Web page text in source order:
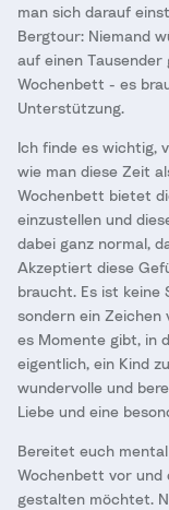
man sich darauf
Bergtour: Niemand
auf einen Tausender
Wochenbett - es
Unterstützung.
Ich finde es wichtig,
wie man diese Zeit
Wochenbett bietet
einzustellen und
dabei ganz normal,
Akzeptiert diese
braucht. Es ist
sondern ein Zeichen
es Momente gibt, in
eigentlich, ein Kind
wundervolle und
Liebe und eine
Bereitet euch
Wochenbett vor und
gestalten möchtet.